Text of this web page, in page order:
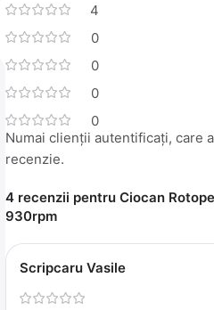
4
0
0
0
0
4 recenzii pentruCiocan
930rpm
Scripcaru Vasile
Numai clienții autentificați, care
recenzie.